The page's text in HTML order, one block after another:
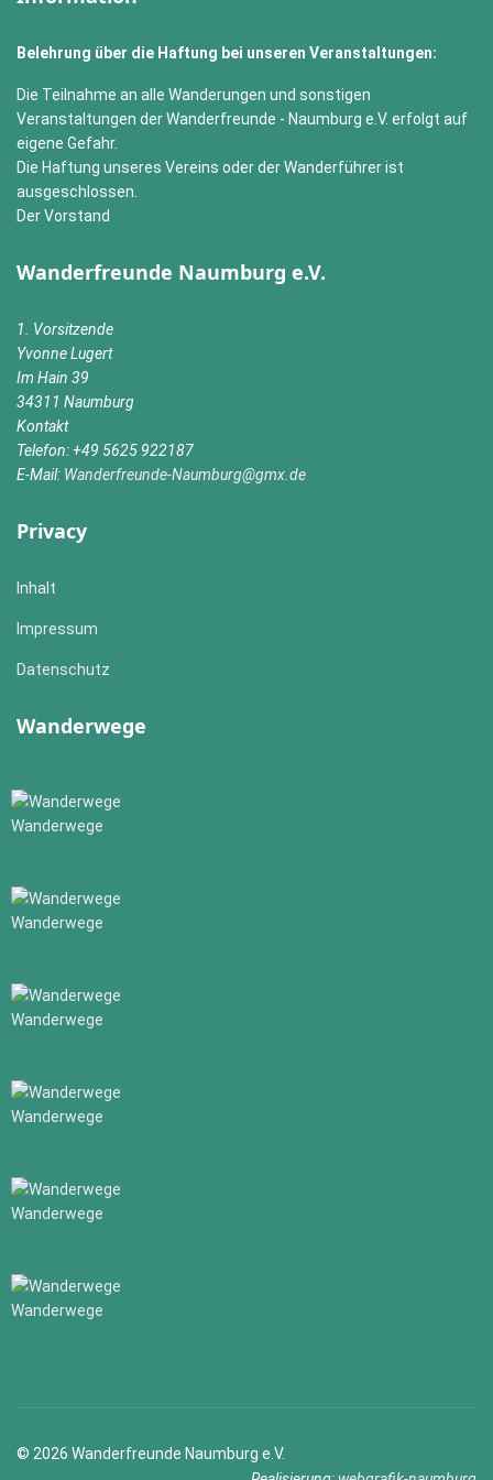
Belehrung über die Haftung bei unseren Veranstaltungen:
Die Teilnahme an alle Wanderungen und sonstigen
Veranstaltungen der Wanderfreunde - Naumburg e.V. erfolgt auf
eigene Gefahr.
Die Haftung unseres Vereins oder der Wanderführer ist
ausgeschlossen.
Der Vorstand
Wanderfreunde Naumburg e.V.
1. Vorsitzende
Yvonne Lugert
Im Hain 39
34311 Naumburg
Kontakt
Telefon: +49 5625 922187
E-Mail: Wanderfreunde-Naumburg@gmx.de
Privacy
Inhalt
Impressum
Datenschutz
Wanderwege
Wanderwege
Wanderwege
Wanderwege
Wanderwege
Wanderwege
Wanderwege
© 2026 Wanderfreunde Naumburg e.V.